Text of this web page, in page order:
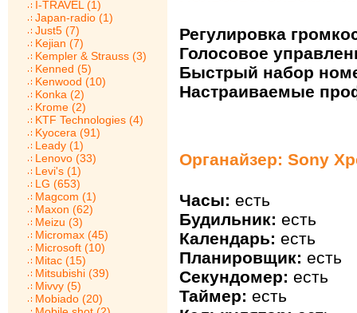
I-TRAVEL (1)
Japan-radio (1)
Just5 (7)
Kejian (7)
Kempler & Strauss (3)
Kenned (5)
Kenwood (10)
Konka (2)
Krome (2)
KTF Technologies (4)
Kyocera (91)
Leady (1)
Lenovo (33)
Levi's (1)
LG (653)
Magcom (1)
Maxon (62)
Meizu (3)
Micromax (45)
Microsoft (10)
Mitac (15)
Mitsubishi (39)
Mivvy (5)
Mobiado (20)
Регулировка
Голосовое
Быстрый набор
Настраиваемые
Органайзер: Sony
Часы: есть
Будильник: есть
Календарь: есть
Планировщик: есть
Секундомер: есть
Таймер: есть